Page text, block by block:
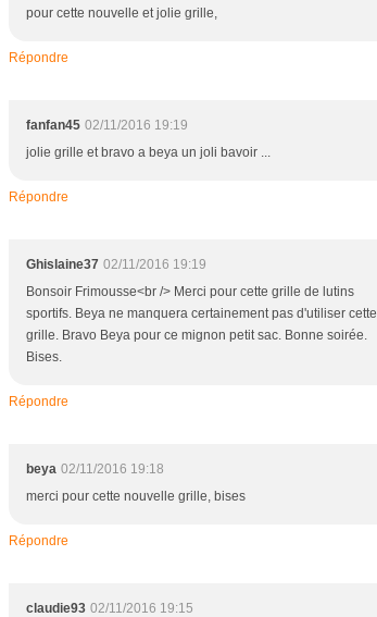
pour cette nouvelle et jolie grille,
Répondre
fanfan45 02/11/2016 19:19
jolie grille et bravo a beya un joli bavoir ...
Répondre
Ghislaine37 02/11/2016 19:19
Bonsoir Frimousse<br /> Merci pour cette grille de lutins
sportifs. Beya ne manquera certainement pas d'utiliser cette
grille. Bravo Beya pour ce mignon petit sac. Bonne soirée.
Bises.
Répondre
beya 02/11/2016 19:18
merci pour cette nouvelle grille, bises
Répondre
claudie93 02/11/2016 19:15